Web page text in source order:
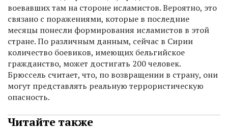
воевавших там на стороне исламистов. Вероятно, это
связано с поражениями, которые в последние
месяцы понесли формирования исламистов в этой
стране. По различным данным, сейчас в Сирии
количество боевиков, имеющих бельгийское
гражданство, может достигать 200 человек.
Брюссель считает, что, по возвращении в страну, они
могут представлять реальную террористическую
опасность.
Читайте также